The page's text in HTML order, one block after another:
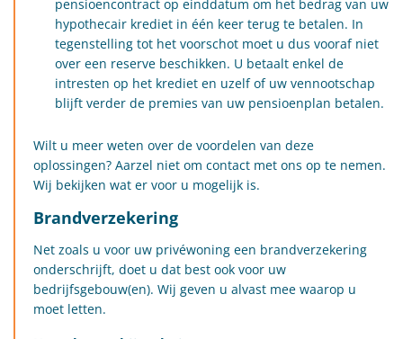
pensioencontract op einddatum om het bedrag van uw
hypothecair krediet in één keer terug te betalen. In
tegenstelling tot het voorschot moet u dus vooraf niet
over een reserve beschikken. U betaalt enkel de
intresten op het krediet en uzelf of uw vennootschap
blijft verder de premies van uw pensioenplan betalen.
Wilt u meer weten over de voordelen van deze
oplossingen? Aarzel niet om contact met ons op te nemen.
Wij bekijken wat er voor u mogelijk is.
Brandverzekering
Net zoals u voor uw privéwoning een brandverzekering
onderschrijft, doet u dat best ook voor uw
bedrijfsgebouw(en). Wij geven u alvast mee waarop u
moet letten.